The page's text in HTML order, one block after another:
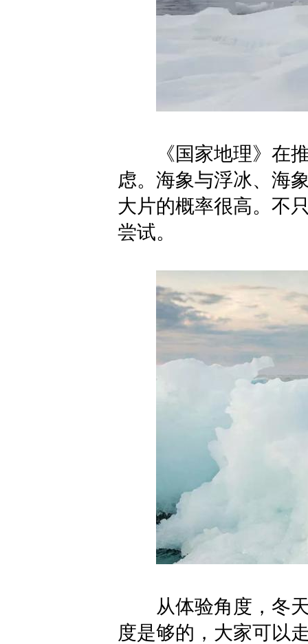
《国家地理》在推
虑。海象与浮冰、海
大片的概率很高。不
尝试。
从体验角度，冬天
度是够的，大家可以